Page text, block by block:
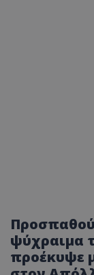
ψύχραιμα
προέκυψε